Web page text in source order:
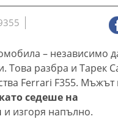
– независимо
Това разбра и Тарек
Ferrari F355. Мъжът
седеше на
и изгоря напълно.